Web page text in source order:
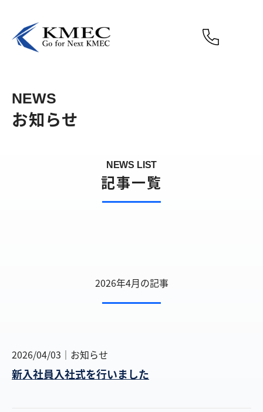
NEWS
お知らせ
NEWS LIST
記事一覧
2026年4月の記事
2026/04/03 お知らせ
新入社員入社式を行いました